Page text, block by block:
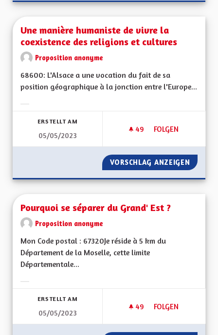
Une manière humaniste de vivre la
coexistence des religions et cultures
Proposition anonyme
68600: L'Alsace a une vocation du fait de sa
position géographique à la jonction entre l'Europe...
ERSTELLT AM
05/05/2023
49 49 FOLLOWER
FOLGEN
UNE MANIÈRE
VORSCHLAG ANZEIGEN UNE
Pourquoi se séparer du Grand' Est ?
Proposition anonyme
Mon Code postal : 67320Je réside à 5 km du
Département de la Moselle, cette limite
Départementale...
ERSTELLT AM
05/05/2023
49 49 FOLLOWER
FOLGEN
POURQUOI SE